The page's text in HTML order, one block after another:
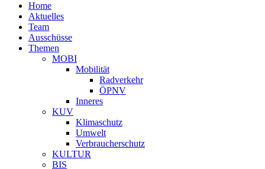
Home
Aktuelles
Team
Ausschüsse
Themen
MOBI
Mobilität
Radverkehr
ÖPNV
Inneres
KUV
Klimaschutz
Umwelt
Verbraucherschutz
KULTUR
BIS